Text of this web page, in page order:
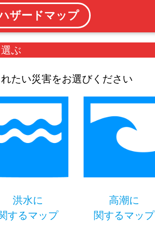
ザードマップ
ぶ
たい災害をお選びください
洪水に
するマップ
高潮に
関するマップ